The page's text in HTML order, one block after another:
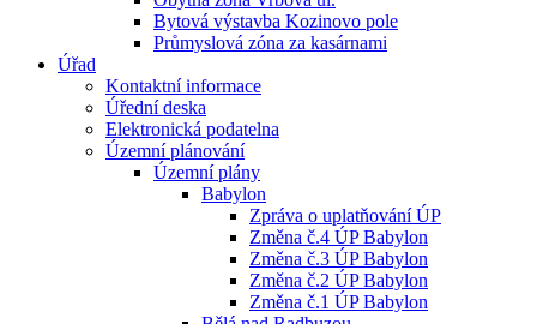
Bytová výstavba Kozinovo pole
Průmyslová zóna za kasárnami
Úřad
Kontaktní informace
Úřední deska
Elektronická podatelna
Územní plánování
Územní plány
Babylon
Zpráva o uplatňování ÚP
Změna č.4 ÚP Babylon
Změna č.3 ÚP Babylon
Změna č.2 ÚP Babylon
Změna č.1 ÚP Babylon